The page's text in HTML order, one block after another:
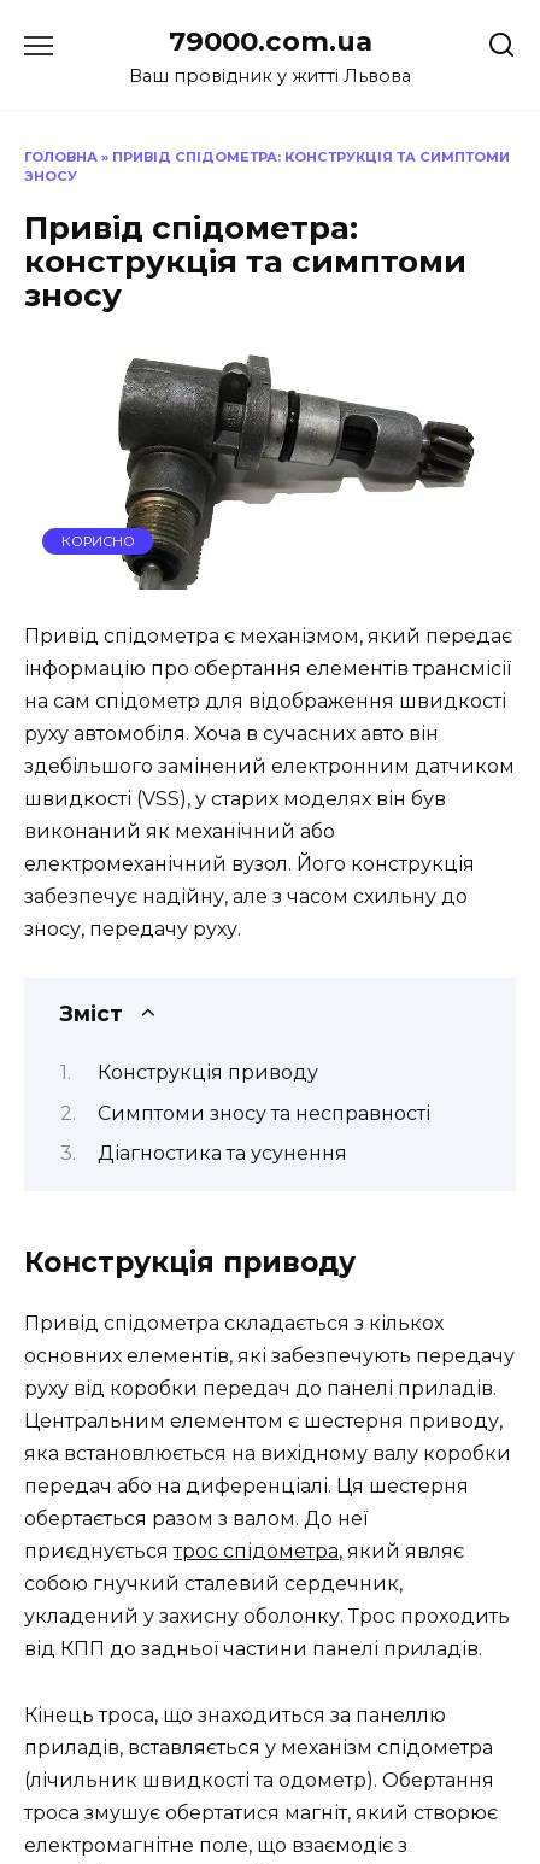
до
79000.com.ua
Ваш провідник у житті Львова
ГОЛОВНА » ПРИВІД СПІДОМЕТРА: КОНСТРУКЦІЯ ТА СИМПТОМИ
ЗНОСУ
Привід спідометра:
конструкція та симптоми
зносу
КОРИСНО
Привід спідометра є механізмом, який передає
інформацію про обертання елементів трансмісії
на сам спідометр для відображення швидкості
руху автомобіля. Хоча в сучасних авто він
здебільшого замінений електронним датчиком
швидкості (VSS), у старих моделях він був
виконаний як механічний або
електромеханічний вузол. Його конструкція
забезпечує надійну, але з часом схильну до
зносу, передачу руху.
Зміст
Конструкція приводу
Симптоми зносу та несправності
Діагностика та усунення
Конструкція приводу
Привід спідометра складається з кількох
основних елементів, які забезпечують передачу
руху від коробки передач до панелі приладів.
Центральним елементом є шестерня приводу,
яка встановлюється на вихідному валу коробки
передач або на диференціалі. Ця шестерня
обертається разом з валом. До неї
приєднуєтьсятрос спідометра, який являє
собою гнучкий сталевий сердечник,
укладений у захисну оболонку. Трос проходить
від КПП до задньої частини панелі приладів.
Кінець троса, що знаходиться за панеллю
приладів, вставляється у механізм спідометра
(лічильник швидкості та одометр). Обертання
троса змушує обертатися магніт, який створює
електромагнітне поле, що взаємодіє з